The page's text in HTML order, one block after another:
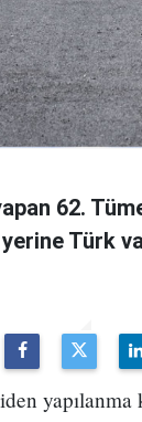
62.
Türk